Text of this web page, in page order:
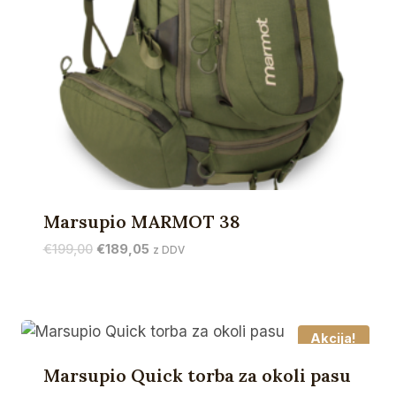
Marsupio MARMOT 38
€199,00 Izvirna
€199,00.
€189,05Trenutna
z DDV
Akcija!
Marsupio Quick torba za okoli pasu